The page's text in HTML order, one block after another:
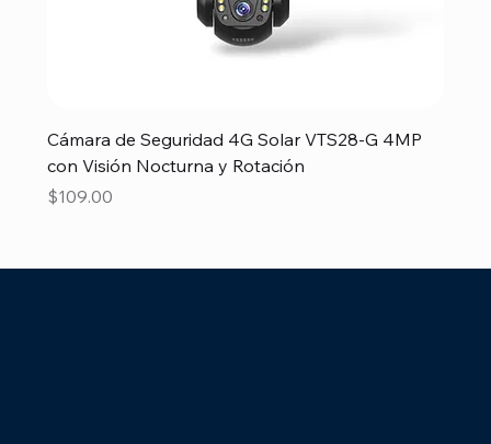
Cámara de Seguridad 4G Solar VTS28-G 4MP
con Visión Nocturna y Rotación
Precio
$109.00